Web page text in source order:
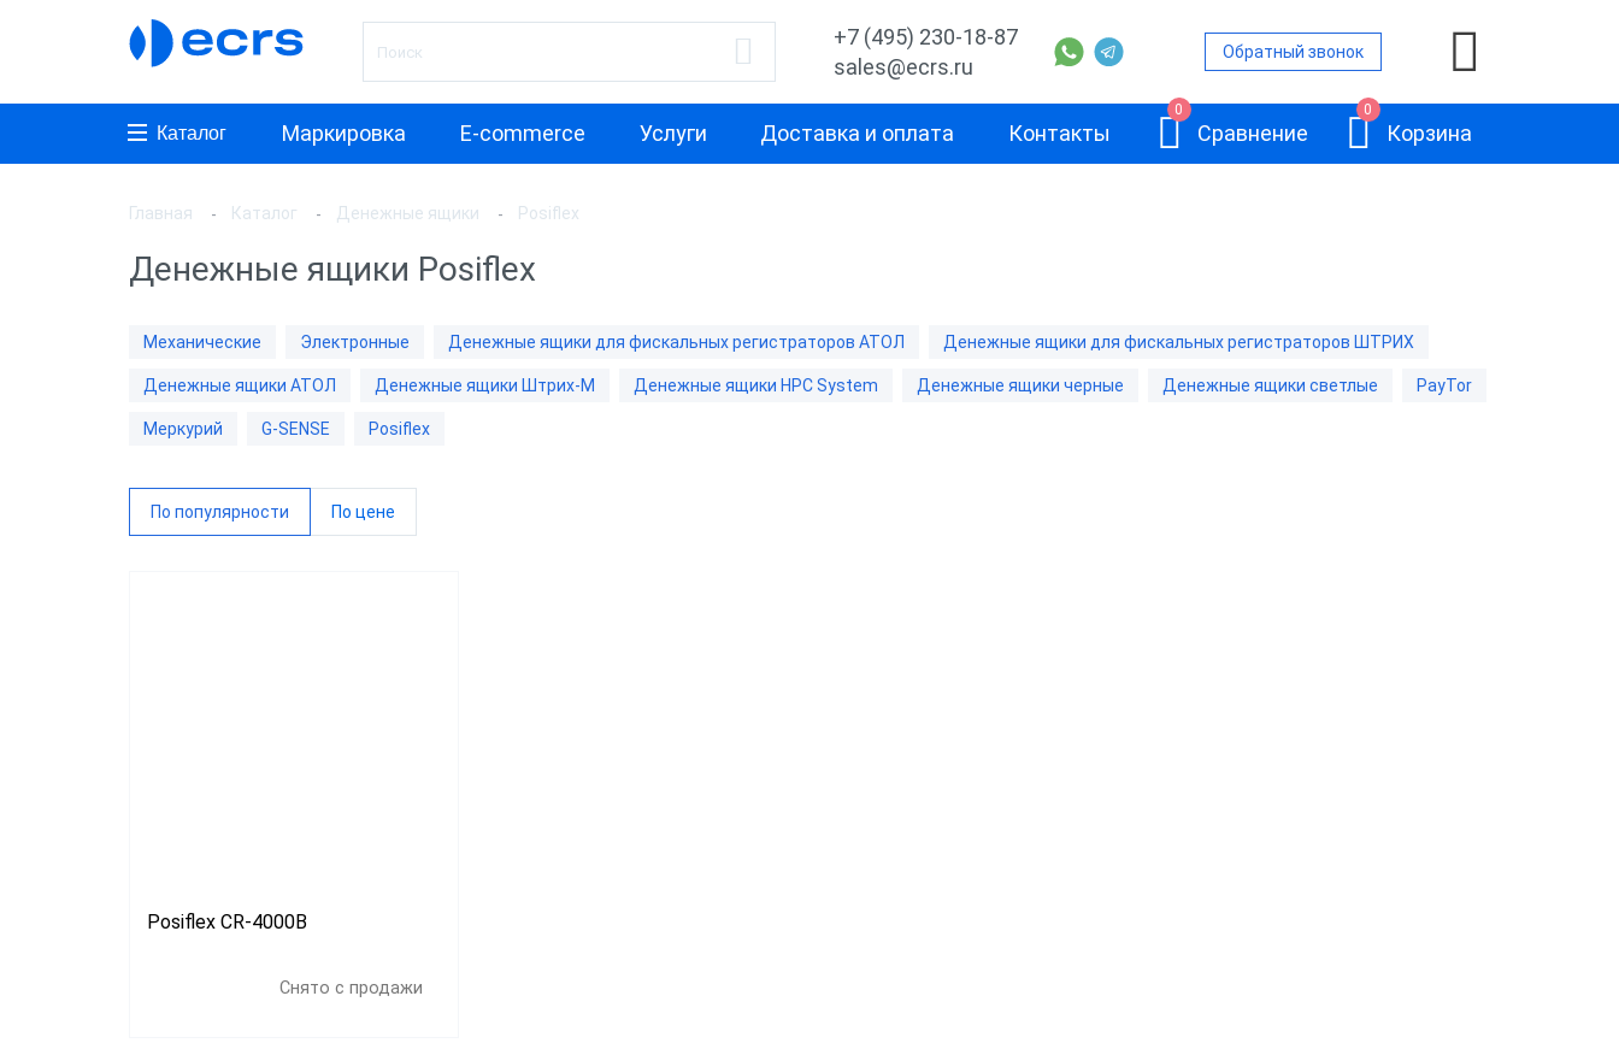
+7 (495) 230-18-87
sales@ecrs.ru
Обратный звонок
Каталог Маркировка E-commerce Услуги Доставка и оплата Контакты
0
Сравнение
0
Корзина
Производитель
Денежные ящики АТОЛ
Штрих-М
Денежные ящики HPC
АТОЛ SB-245
Главная Каталог Денежные ящики Posiflex
Денежные ящики Posiflex
Механические Электронные Денежные ящики для фискальных регистраторов АТОЛ Денежные ящики для фискальных регистраторов ШТРИХ
Денежные ящики АТОЛ Денежные ящики Штрих-М Денежные ящики HPC System Денежные ящики черные Денежные ящики светлые PayTor
Меркурий G-SENSE Posiflex
По популярности По цене
Posiflex CR-4000B
Снято с продажи